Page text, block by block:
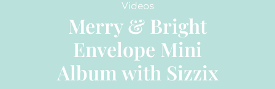
Videos
Merry & Bright
Envelope Mini
Album with Sizzix